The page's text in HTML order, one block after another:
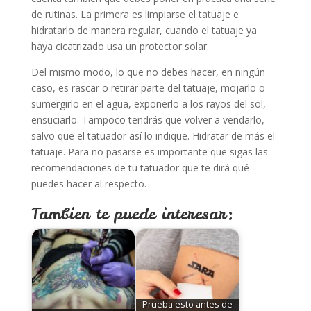
de rutinas. La primera es limpiarse el tatuaje e
hidratarlo de manera regular, cuando el tatuaje ya
haya cicatrizado usa un protector solar.
Del mismo modo, lo que no debes hacer, en ningún
caso, es rascar o retirar parte del tatuaje, mojarlo o
sumergirlo en el agua, exponerlo a los rayos del sol,
ensuciarlo. Tampoco tendrás que volver a vendarlo,
salvo que el tatuador así lo indique. Hidratar de más el
tatuaje. Para no pasarse es importante que sigas las
recomendaciones de tu tatuador que te dirá qué
puedes hacer al respecto.
Tambien te puede interesar:
Prueba esto antes de